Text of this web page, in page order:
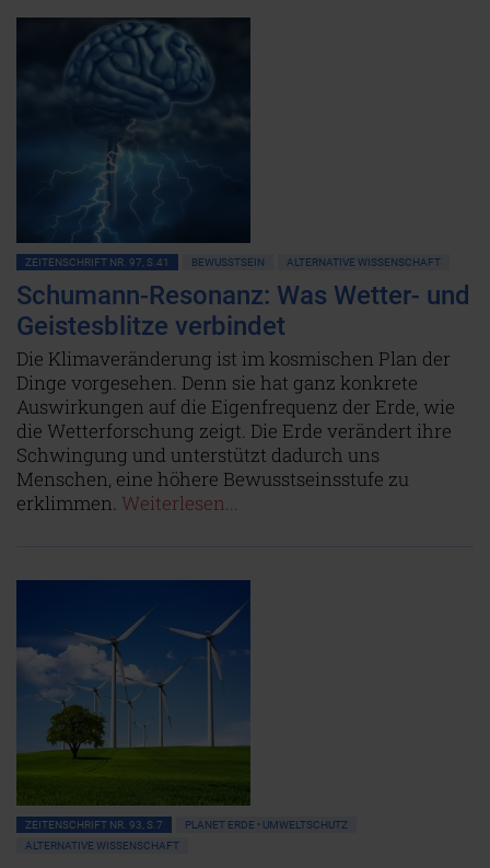
ZEITENSCHRIFT NR. 97, S.41 BEWUSSTSEIN ALTERNATIVE WISSENSCHAFT
Schumann-Resonanz: Was Wetter- und
Geistesblitze verbindet
Die Klimaveränderung ist im kosmischen Plan der
Dinge vorgesehen. Denn sie hat ganz konkrete
Auswirkungen auf die Eigenfrequenz der Erde, wie
die Wetterforschung zeigt. Die Erde verändert ihre
Schwingung und unterstützt dadurch uns
Menschen, eine höhere Bewusstseinsstufe zu
erklimmen. Weiterlesen...
ZEITENSCHRIFT NR. 93, S.7
PLANET ERDE • UMWELTSCHUTZ
ALTERNATIVE WISSENSCHAFT